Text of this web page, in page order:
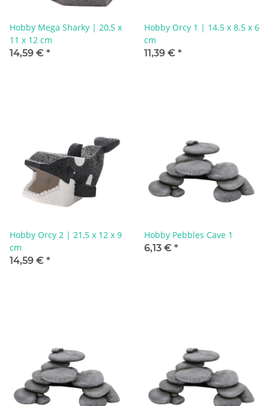
Hobby Mega Sharky | 20,5 x
11 x 12 cm
14,59 € *
Hobby Orcy 1 | 14.5 x 8.5 x 6
cm
11,39 € *
Hobby Orcy 2 | 21,5 x 12 x 9
cm
14,59 € *
Hobby Pebbles Cave 1
6,13 € *